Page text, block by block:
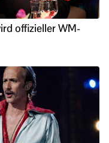
offizieller WM-